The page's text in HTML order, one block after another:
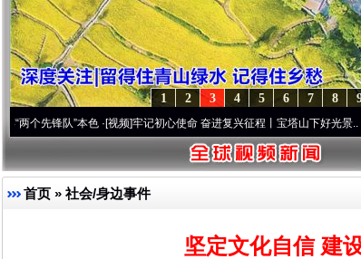
8
7
6
5
4
3
2
1
”本色·[视频]牢记初心使命 奋进复兴征程丨宝塔山下好光景..·[视频]因党
首页 » 社会/身边事件
坚定文化自信 建